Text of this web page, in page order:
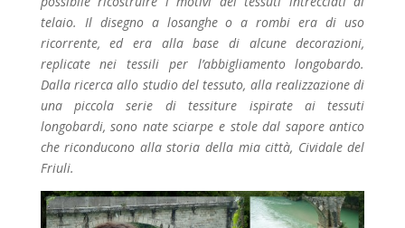
telaio. Il disegno a losanghe o a rombi era di uso
ricorrente, ed era alla base di alcune decorazioni,
replicate nei tessili per l’abbigliamento longobardo.
Dalla ricerca allo studio del tessuto, alla realizzazione di
una piccola serie di tessiture ispirate ai tessuti
longobardi, sono nate sciarpe e stole dal sapore antico
che riconducono alla storia della mia città, Cividale del
Friuli.